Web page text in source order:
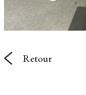
Retour